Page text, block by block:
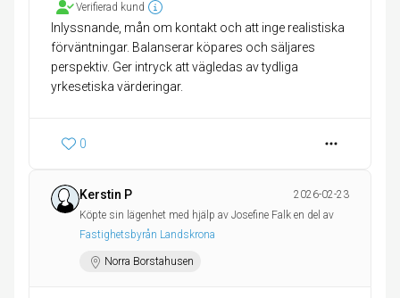
Verifierad kund
Inlyssnande, mån om kontakt och att inge realistiska
förväntningar. Balanserar köpares och säljares
perspektiv. Ger intryck att vägledas av tydliga
yrkesetiska värderingar.
0
Kerstin P
2026-02-23
Köpte sin lägenhet med hjälp av Josefine Falk en del av
Fastighetsbyrån Landskrona
Norra Borstahusen